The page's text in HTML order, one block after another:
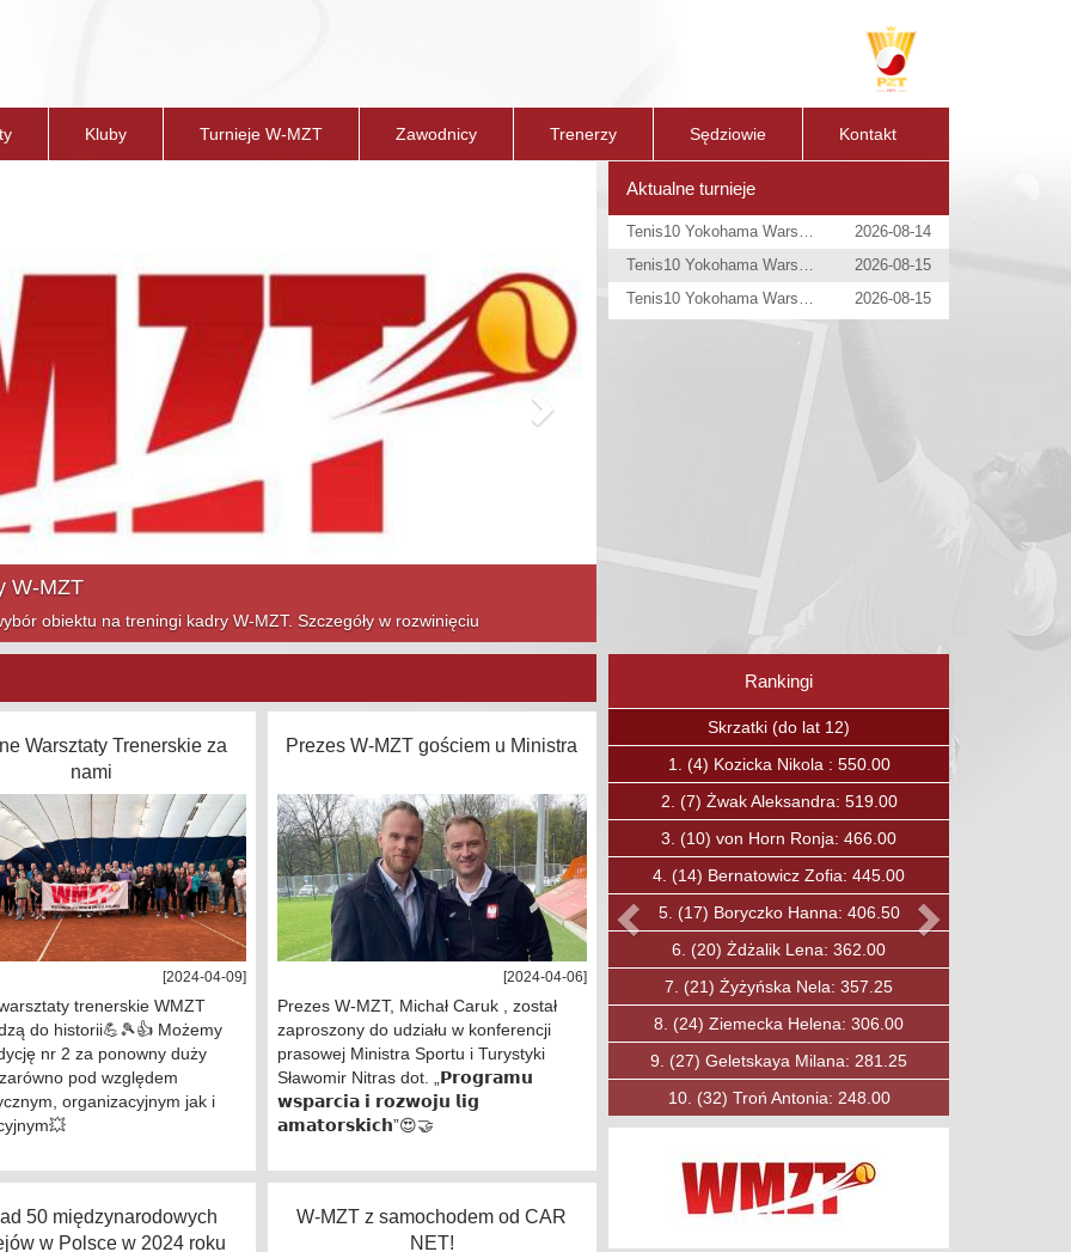
Kluby Turnieje W-MZT Zawodnicy Trenerzy Sędziowie Kontakt
sezonie! Szczegóły w rozwinięciu
Aktualne turnieje
Tenis10 Yokohama Warsaw Open
2026-08-14
Tenis10 Yokohama Warsaw Open
2026-08-15
Tenis10 Yokohama Warsaw Open
2026-08-15
Warsztaty Trenerskie za
nami
[2024-04-09]
trenerskie WMZT
do historii💪🎾👍 Możemy
nr 2 za ponowny duży
pod względem
organizacyjnym jak i
Prezes W-MZT gościem u Ministra
[2024-04-06]
Prezes W-MZT, Michał Caruk , został
zaproszony do udziału w konferencji
prasowej Ministra Sportu i Turystyki
Sławomir Nitras dot. „𝗣𝗿𝗼𝗴𝗿𝗮𝗺𝘂
𝘄𝘀𝗽𝗮𝗿𝗰𝗶𝗮 𝗶 𝗿𝗼𝘇𝘄𝗼𝗷𝘂 𝗹𝗶𝗴
𝗮𝗺𝗮𝘁𝗼𝗿𝘀𝗸𝗶𝗰𝗵”😍🤝
50 międzynarodowych
w Polsce w 2024 roku
W-MZT z samochodem od CAR
NET!
Rankingi
Skrzaty (do lat 12)
1.(15)Boguc Jan: 375.00
2. (23) Kavalchuk Andrei: 336.75
3. (27) Ćwirta Mateusz: 319.00
4.(30)Soska Fryderyk: 303.00
5.(31)Ozkan Baha: 297.00
(33)Lewandowski Maciej: 284.00
7.(40)Jobda Aleksander: 250.00
8.(49)Mysiak Maciej: 210.00
9.(50)Rybicki Konrad: 206.00
10. (53) Księżak Filip: 197.00
Poprzedni